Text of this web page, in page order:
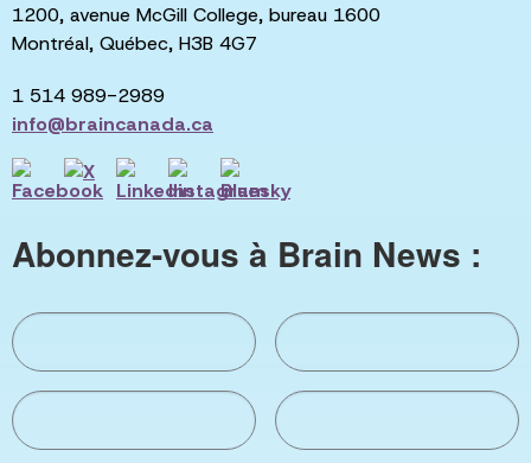
1200, avenue McGill College, bureau 1600
Montréal, Québec, H3B 4G7
1 514 989-2989
info@braincanada.ca
Abonnez-vous à Brain News :